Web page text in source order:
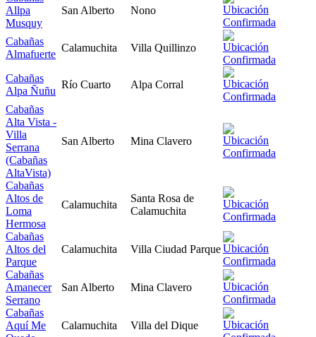
Allpa
Musquy
San Alberto Nono
Cabañas
Almafuerte
Calamuchita Villa Quillinzo
Cabañas
Alpa Ñuñu
Río Cuarto Alpa Corral
Cabañas
Alta Vista -
Villa
Serrana
(Cabañas
AltaVista)
San Alberto Mina Clavero
Cabañas
Altos de
Loma
Hermosa
Calamuchita
Santa Rosa de
Calamuchita
Cabañas
Altos del
Parque
Calamuchita Villa Ciudad Parque
Cabañas
Amanecer
Serrano
San Alberto Mina Clavero
Cabañas
Aquí Me
Calamuchita Villa del Dique